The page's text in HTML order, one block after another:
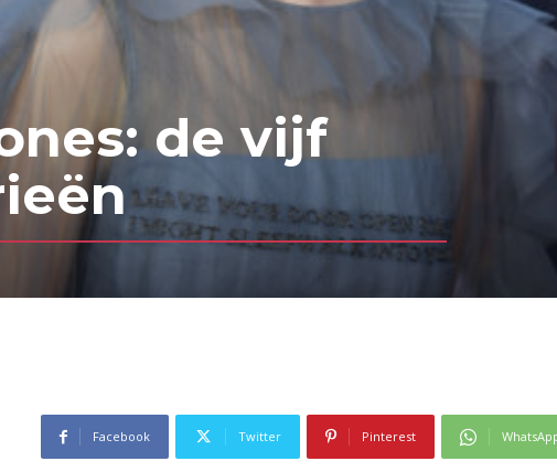
de vijf
Facebook Twitter Pinterest